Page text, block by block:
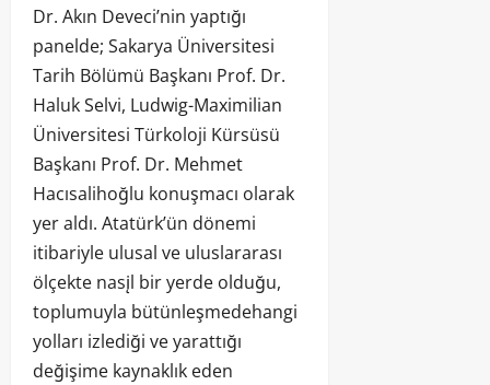
Dr. Akın Deveci’nin yaptığı
panelde; Sakarya Üniversitesi
Tarih Bölümü Başkanı Prof. Dr.
Haluk Selvi, Ludwig-Maximilian
Üniversitesi Türkoloji Kürsüsü
Başkanı Prof. Dr. Mehmet
Hacısalihoğlu konuşmacı olarak
yer aldı. Atatürk’ün dönemi
itibariyle ulusal ve uluslararası
ölçekte nasįl bir yerde olduğu,
toplumuyla bütünleşmedehangi
yolları izlediği ve yarattığı
değişime kaynaklık eden